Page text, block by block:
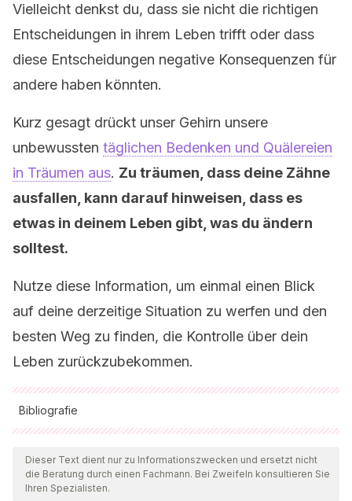
Vielleicht denkst du, dass sie nicht die richtigen
Entscheidungen in ihrem Leben trifft oder dass
diese Entscheidungen negative Konsequenzen für
andere haben könnten.
Kurz gesagt drückt unser Gehirn unsere
unbewussten täglichen Bedenken und Quälereien
in Träumen aus. Zu träumen, dass deine Zähne
ausfallen, kann darauf hinweisen, dass es
etwas in deinem Leben gibt, was du ändern
solltest.
Nutze diese Information, um einmal einen Blick
auf deine derzeitige Situation zu werfen und den
besten Weg zu finden, die Kontrolle über dein
Leben zurückzubekommen.
Bibliografie
Alle zitierten Quellen wurden von unserem Team gründlich
geprüft, um deren Qualität, Verlässlichkeit, Aktualität und
Gültigkeit zu gewährleisten. Die Bibliographie dieses Artikels
Dieser Text dient nur zu Informationszwecken und ersetzt nicht
die Beratung durch einen Fachmann. Bei Zweifeln konsultieren Sie
Ihren Spezialisten.